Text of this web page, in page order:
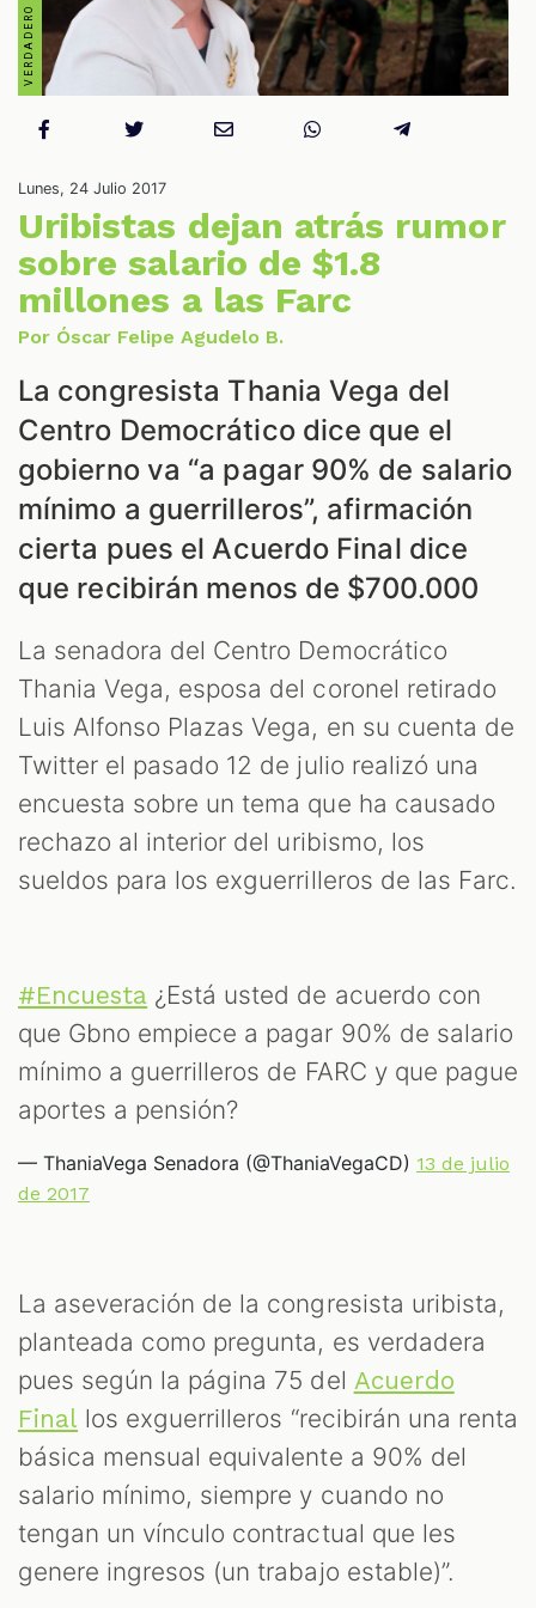
Lunes, 24 Julio 2017
Uribistas dejan atrás rumor
sobre salario de $1.8
millones a las Farc
Por Óscar Felipe Agudelo B.
La congresista Thania Vega del
Centro Democrático dice que el
gobierno va “a pagar 90% de salario
mínimo a guerrilleros”, afirmación
cierta pues el Acuerdo Final dice
que recibirán menos de $700.000
La senadora del Centro Democrático
Thania Vega, esposa del coronel retirado
Luis Alfonso Plazas Vega, en su cuenta de
Twitter el pasado 12 de julio realizó una
encuesta sobre un tema que ha causado
rechazo al interior del uribismo, los
sueldos para los exguerrilleros de las Farc.
#Encuesta ¿Está usted de acuerdo con
que Gbno empiece a pagar 90% de salario
mínimo a guerrilleros de FARC y que pague
aportes a pensión?
— ThaniaVega Senadora (@ThaniaVegaCD) 13 de julio
de 2017
La aseveración de la congresista uribista,
planteada como pregunta, es verdadera
pues según la página 75 del Acuerdo
Final los exguerrilleros “recibirán una renta
básica mensual equivalente a 90% del
salario mínimo, siempre y cuando no
tengan un vínculo contractual que les
genere ingresos (un trabajo estable)”.